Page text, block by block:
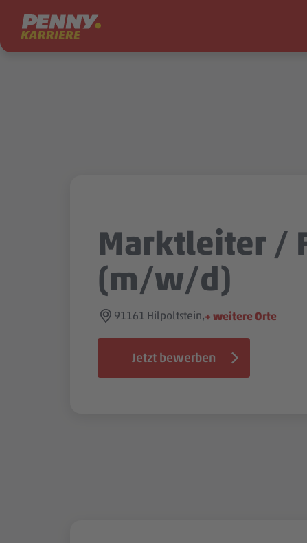
Zum Inhalt springen
Marktleiter /
(m/w/d)
91161 Hilpoltstein,+ weitere Orte
Jetzt bewerben